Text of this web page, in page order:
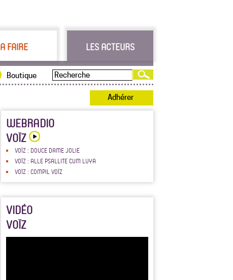
A FAIRE LES ACTEURS
Boutique
Adhérer
WEBRADIO
VOÏZ
VOÏZ : DOUCE DAME JOLIE
VOÏZ : ALLE PSALLITE CUM LUYA
VOÏZ : COMPIL VOÏZ
VIDÉO
VOÏZ